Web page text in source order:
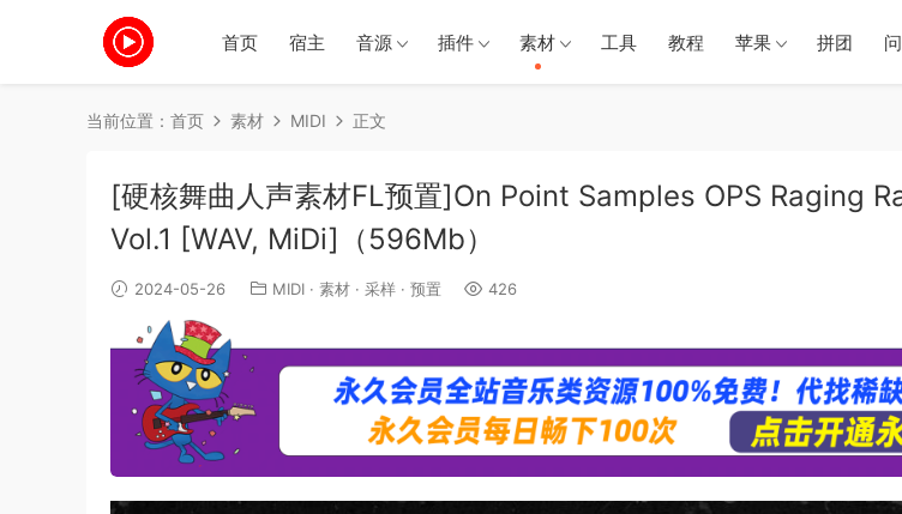
首页 宿主 音源 插件 素材 工具 教程 苹果 拼团
当前位置： 首页 素材 MIDI 正文
[硬核舞曲人声素材FL预置]On Point Samples OPS Raging
Vol.1 [WAV, MiDi]（596Mb）
2024-05-26 MIDI · 素材 · 采样 · 预置 426